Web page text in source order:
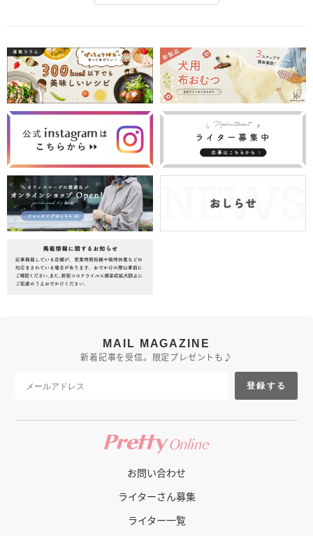
MAIL MAGAZINE
新着記事を受信。限定プレゼントも♪
登録する
お問い合わせ
ライターさん募集
ライター一覧